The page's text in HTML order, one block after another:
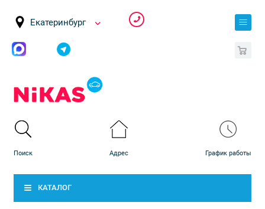
Екатеринбург
КАТАЛОГ